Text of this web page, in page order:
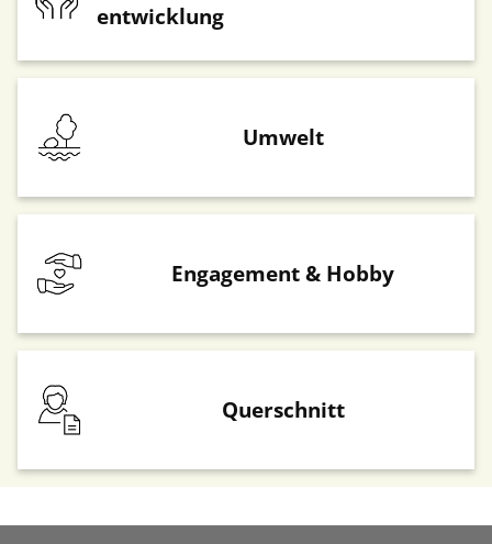
entwicklung
Umwelt
Engagement & Hobby
Querschnitt